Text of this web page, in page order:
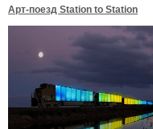
Арт-поезд Station to Station